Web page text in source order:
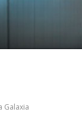
Galaxia